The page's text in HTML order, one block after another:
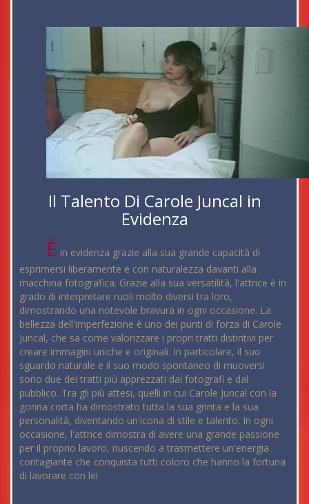
Il Talento Di Carole Juncal in
Evidenza
È in evidenza grazie alla sua grande capacità di
esprimersi liberamente e con naturalezza davanti alla
macchina fotografica. Grazie alla sua versatilità, l'attrice è in
grado di interpretare ruoli molto diversi tra loro,
dimostrando una notevole bravura in ogni occasione. La
bellezza dell'imperfezione è uno dei punti di forza di Carole
Juncal, che sa come valorizzare i propri tratti distintivi per
creare immagini uniche e originali. In particolare, il suo
sguardo naturale e il suo modo spontaneo di muoversi
sono due dei tratti più apprezzati dai fotografi e dal
pubblico. Tra gli più attesi, quelli in cui Carole Juncal con la
gonna corta ha dimostrato tutta la sua grinta e la sua
personalità, diventando un'icona di stile e talento. In ogni
occasione, l'attrice dimostra di avere una grande passione
per il proprio lavoro, riuscendo a trasmettere un'energia
contagiante che conquista tutti coloro che hanno la fortuna
di lavorare con lei.